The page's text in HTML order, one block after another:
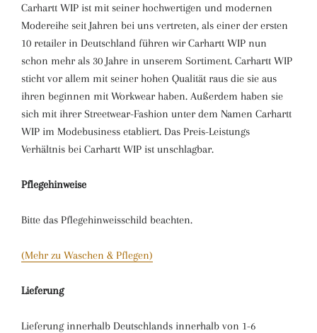
Carhartt WIP ist mit seiner hochwertigen und modernen
Modereihe seit Jahren bei uns vertreten, als einer der ersten
10 retailer in Deutschland führen wir Carhartt WIP nun
schon mehr als 30 Jahre in unserem Sortiment. Carhartt WIP
sticht vor allem mit seiner hohen Qualität raus die sie aus
ihren beginnen mit Workwear haben. Außerdem haben sie
sich mit ihrer Streetwear-Fashion unter dem Namen Carhartt
WIP im Modebusiness etabliert. Das Preis-Leistungs
Verhältnis bei Carhartt WIP ist unschlagbar.
Pflegehinweise
Bitte das Pflegehinweisschild beachten.
(Mehr zu Waschen & Pflegen)
Lieferung
Lieferung innerhalb Deutschlands innerhalb von 1-6